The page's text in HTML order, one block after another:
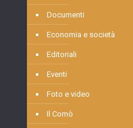
Documenti
Economia e società
Editoriali
Eventi
Foto e video
Il Comò